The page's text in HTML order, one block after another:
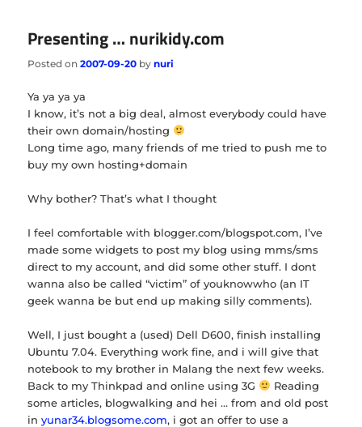
Presenting … nurikidy.com
Posted on2007-09-20 bynuri
Ya ya ya ya
I know, it’s not a big deal, almost everybody could have
their own domain/hosting
Long time ago, many friends of me tried to push me to
buy my own hosting+domain
Why bother? That’s what I thought
I feel comfortable with blogger.com/blogspot.com, I’ve
made some widgets to post my blog using mms/sms
direct to my account, and did some other stuff. I dont
wanna also be called “victim” of youknowwho (an IT
geek wanna be but end up making silly comments).
Well, I just bought a (used) Dell D600, finish installing
Ubuntu 7.04. Everything work fine, and i will give that
notebook to my brother in Malang the next few weeks.
Back to my Thinkpad and online using 3G
Reading
some articles, blogwalking and hei … from and old post
inyunar34.blogsome.com, i got an offer to use a